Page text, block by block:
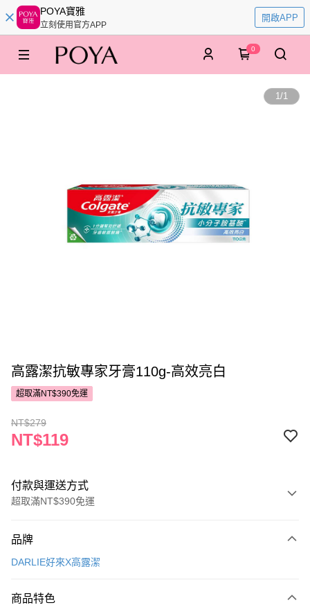
POYA寶雅
立刻使用官方APP
開啟APP
0
1/1
高露潔抗敏專家牙膏110g-高效亮白
超取滿NT$390免運
NT$279
NT$119
付款與運送方式
超取滿NT$390免運
POYA支付
超商取貨付款
品牌
DARLIE好來X高露潔
商品特色